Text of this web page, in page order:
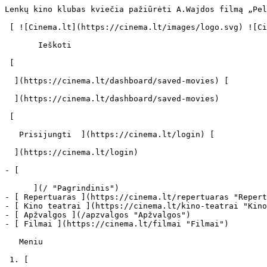
Lenkų kino klubas kviečia pažiūrėti A.Wajdos filmą „Pelenai ir deimantas“ - cinema.lt                            Ieškoti     

 [ ![Cinema.lt](https://cinema.lt/images/logo.svg) ![Cinema.lt](https://cinema.lt/images/favicon.svg) ](https://cinema.lt "Cinema.lt")

       Ieškoti     

 [  

  ](https://cinema.lt/dashboard/saved-movies) [  

  ](https://cinema.lt/dashboard/saved-movies)

 [  

   Prisijungti  ](https://cinema.lt/login) [  

  ](https://cinema.lt/login) 

- [  

      ](/ "Pagrindinis")
- [ Repertuaras ](https://cinema.lt/repertuaras "Repertuaras")
- [ Kino teatrai ](https://cinema.lt/kino-teatrai "Kino teatrai")
- [ Apžvalgos ](/apzvalgos "Apžvalgos")
- [ Filmai ](https://cinema.lt/filmai "Filmai")

   Meniu   

 1. [ 

      cinema.lt  ](/)
2. [  Naujienos  ](https://cinema.lt/naujienos)
3. Lenkų kino klubas kviečia pažiūrėti A.Wajdos filmą „Pelenai ir deimantas“

Lenkų kino klubas kviečia pažiūrėti A.Wajdos filmą „Pelenai ir deimantas“
=========================================================================

Lenkų institutas Vilniuje kviečia į Lenkų kino klubo seansą, kurio metu bus rodomas Andrzejaus Wajdos filmas „Pelenai ir deimantas“ (Popiol i diament, 1958, 95 min., nespalvotas). Jerzio Andrzejewskio apsakymo motyvais.

Scenarijaus autorius ir režisierius: Andrzej WAJDA Vaidina: Zbigniew Cybulski, Ewa Krzyzewska, Waclaw Zastrezynski, Adam Pawlikowski, Bogumil Kobiela

Seansas vyks rugsėjo 10 d. 17.15 „Skalvijos“ kino centre. Vienas svarbiausių filmų lenkų kino istorijoje. Pirmoji taikos diena. Jaunam Armijos Krajowos kovotojui Maciekui Chelmickiui įsakyta nušauti partijos sekretorių. Aplinkybės taip susiklostė, kad filmo herojus nušauna kitą žmogų ir yra priverstas egzekuciją pakartoti. Susipažįsta su Kristina, jauna viešbučio restorano padavėja. Jausmai merginai padeda jam įžvelgti visą žudymo beprasmybę karui pasibaigus. Tačiau ištikimybė duotai priesaikai, o tuo pačiu pareiga įvykdyti įsakymą, pasirodo svarbesni.

Filmas lenkų kalba su angliškais subtitrais. Įėjimas nemokamas. Lietuvos kinematografininkų sąjungos informacija www.kinosajunga.lt

 Dalintis

 [ ![Facebook](https://cinema.lt/images/socials/facebook_icon.svg) ](https://www.facebook.com/sharer/sharer.php?u=https%3A%2F%2Fcinema.lt%2Fnaujienos%2Flenku-kino-klubas-kviecia-paziureti-awajdos-filma-pelenai-ir-deimantas)[ ![Messenger](https://cinema.lt/images/socials/messenger_icon.svg) ](https://www.facebook.com/dialog/send?link=https%3A%2F%2Fcinema.lt%2Fnaujienos%2Flenku-kino-klubas-kviecia-paziureti-awajdos-filma-pelenai-ir-deimantas&redirect_uri=https%3A%2F%2Fcinema.lt%2Fnaujienos%2Flenku-kino-klubas-kviecia-paziureti-awajdos-filma-pelenai-ir-deimantas)[ ![LinkedIn](https://cinema.lt/images/socials/linkedin_icon.svg) ](https://www.linkedin.com/sharing/share-offsite/?url=https%3A%2F%2Fcinema.lt%2Fnaujienos%2Flenku-kino-klubas-kviecia-paziureti-awajdos-filma-pelenai-ir-deimantas)  

 [  

   Atgal į sąrašą  ](https://cinema.lt/naujienos) [  Kitas straipsnis   

  ](https://cinema.lt/naujienos/ruduo-derlingas-metas-dramu-ir-komediju-megejams) 

 Kino teatrai šiuo metu rodo 
-----------------------------

- ![](https://cinema.lt/images/bookmarks/bookmark.svg)   

     [    ![Pakalikai Ir Monstrai filmo online nuotraukos](https://s3.eu-central-1.amazonaws.com/cinema-lt/images/movies/poster/fc6e511f21d871684a581040ce4ed36e/c/zmfDJU8iUY0pOF04-2xl.webp)  ![imdb](https://cinema.lt/images/ratings/imdb.svg) 6.6 

     ![metacritic](https://cinema.lt/images/ratings/metacritic.svg) 69 

      Apžvelgta  

    ###  Pakalikai Ir Monstrai 

    ####  Minions &amp; Monsters 

     ](https://cinema.lt/filmai/pakalikai-ir-monstrai#movie-title "Pakalikai Ir Monstrai")
- ![](https://cinema.lt/images/bookmarks/bookmark.svg)   

     [    ![Žmogus Voras: Nauja Diena filmo online nuotraukos](https://s3.eu-central-1.amazonaws.com/cinema-lt/images/movies/poster/8fa00520330c886ea5ed16cb4f8c36e9/c/aBMZ5v17wLxGtyqa-2xl.webp)  

    ###  Žmogus Voras: Nauja Diena 

    ####  Spider-Man: Brand New Day 

     ](https://cinema.lt/filmai/zmogus-voras-nauja-diena#movie-title "Žmogus Voras: Nauja Diena")
- ![](https://cinema.lt/images/bookmarks/bookmark.svg)   

     [    ![Banginukas Vincentas filmo online nuotraukos](https://s3.eu-central-1.amazonaws.com/cinema-lt/images/